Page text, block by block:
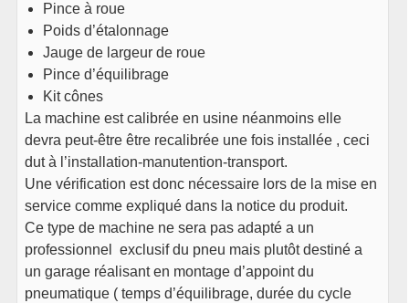
Pince à roue
Poids d’étalonnage
Jauge de largeur de roue
Pince d’équilibrage
Kit cônes
La machine est calibrée en usine néanmoins elle
devra peut-être être recalibrée une fois installée , ceci
dut à l’installation-manutention-transport.
Une vérification est donc nécessaire lors de la mise en
service comme expliqué dans la notice du produit.
Ce type de machine ne sera pas adapté a un
professionnel exclusif du pneu mais plutôt destiné a
un garage réalisant en montage d’appoint du
pneumatique ( temps d’équilibrage, durée du cycle